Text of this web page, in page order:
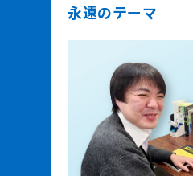
永遠のテーマ